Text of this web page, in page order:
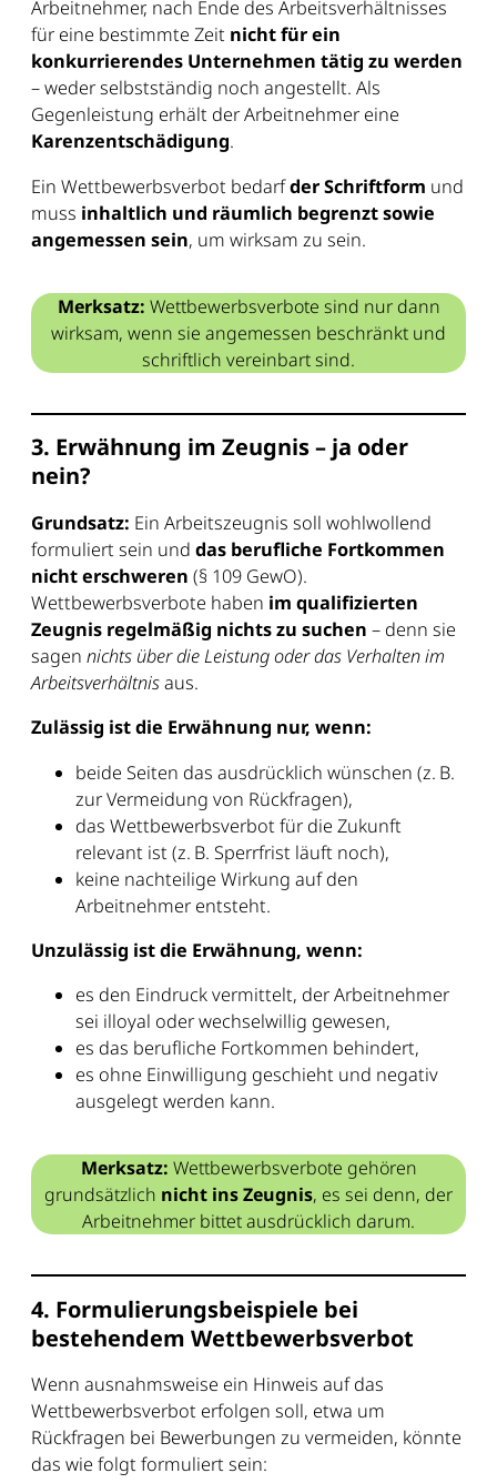
Arbeitnehmer, nach Ende des Arbeitsverhältnisses
für eine bestimmte Zeit nicht für ein
konkurrierendes Unternehmen tätig zu werden
– weder selbstständig noch angestellt. Als
Gegenleistung erhält der Arbeitnehmer eine
Karenzentschädigung.
Ein Wettbewerbsverbot bedarfder Schriftform und
muss inhaltlich und räumlich begrenzt sowie
angemessen sein, um wirksam zu sein.
Merksatz: Wettbewerbsverbote sind nur dann
wirksam, wenn sie angemessen beschränkt und
schriftlich vereinbart sind.
3. Erwähnung im Zeugnis – ja oder
nein?
Grundsatz: Ein Arbeitszeugnis soll wohlwollend
formuliert sein und das berufliche Fortkommen
nicht erschweren (§ 109 GewO).
Wettbewerbsverbote haben im qualifizierten
Zeugnis regelmäßig nichts zu suchen – denn sie
sagen nichts über die Leistung oder das Verhalten im
Arbeitsverhältnisaus.
Zulässig ist die Erwähnung nur, wenn:
beide Seiten das ausdrücklich wünschen (z. B.
zur Vermeidung von Rückfragen),
das Wettbewerbsverbot für die Zukunft
relevant ist (z. B. Sperrfrist läuft noch),
keine nachteilige Wirkung auf den
Arbeitnehmer entsteht.
Unzulässig ist die Erwähnung, wenn:
es den Eindruck vermittelt, der Arbeitnehmer
sei illoyal oder wechselwillig gewesen,
es das berufliche Fortkommen behindert,
es ohne Einwilligung geschieht und negativ
ausgelegt werden kann.
Merksatz: Wettbewerbsverbote gehören
grundsätzlich nicht ins Zeugnis, es sei denn, der
Arbeitnehmer bittet ausdrücklich darum.
4. Formulierungsbeispiele bei
bestehendem Wettbewerbsverbot
Wenn ausnahmsweise ein Hinweis auf das
Wettbewerbsverbot erfolgen soll, etwa um
Rückfragen bei Bewerbungen zu vermeiden, könnte
das wie folgt formuliert sein: